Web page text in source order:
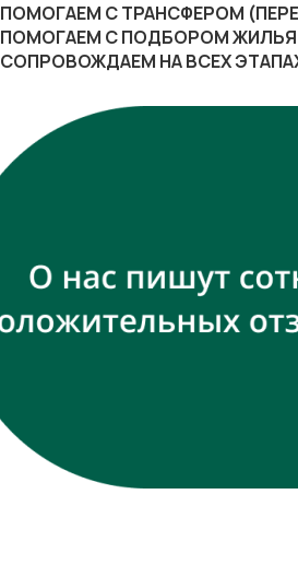
ПОМОГАЕМ С ТРАНСФЕРОМ
ПОМОГАЕМ С ПОДБОРОМ ЖИЛЬЯ
СОПРОВОЖДАЕМ НА ВСЕХ